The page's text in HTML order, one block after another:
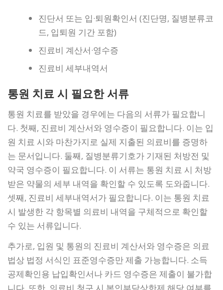
진단서 또는 입·퇴원확인서 (진단명, 질병분류코
드, 입퇴원 기간 포함)
진료비 계산서·영수증
진료비 세부내역서
통원 치료 시 필요한 서류
통원 치료를 받았을 경우에는 다음의 서류가 필요합니
다. 첫째, 진료비 계산서와 영수증이 필요합니다. 이는 입
원 치료 시와 마찬가지로 실제 지출된 의료비를 증명하
는 문서입니다. 둘째, 질병분류기호가 기재된 처방전 및
약국 영수증이 필요합니다. 이 서류는 통원 치료 시 처방
받은 약물의 세부 내역을 확인할 수 있도록 도와줍니다.
셋째, 진료비 세부내역서가 필요합니다. 이는 통원 치료
시 발생한 각 항목별 의료비 내역을 구체적으로 확인할
수 있는 서류입니다.
추가로, 입원 및 통원의 진료비 계산서와 영수증은 의료
법상 법정 서식인 표준영수증만 제출 가능합니다. 소득
공제확인용 납입확인서나 카드 영수증은 제출이 불가합